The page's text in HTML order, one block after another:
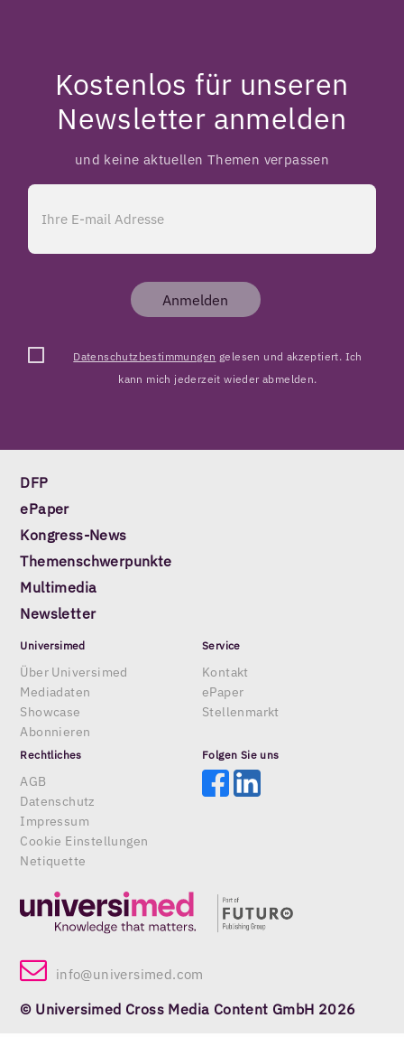
Kostenlos für unseren
Newsletter anmelden
und keine aktuellen Themen verpassen
Anmelden
Datenschutzbestimmungen gelesen und akzeptiert. Ich
kann mich jederzeit wieder abmelden.
info@universimed.com
© Universimed Cross Media Content GmbH 2026
DFP
ePaper
Kongress-News
Themenschwerpunkte
Multimedia
Newsletter
Universimed
Über Universimed
Mediadaten
Showcase
Abonnieren
Service
Kontakt
ePaper
Stellenmarkt
Rechtliches
AGB
Datenschutz
Impressum
Cookie Einstellungen
Netiquette
Folgen Sie uns